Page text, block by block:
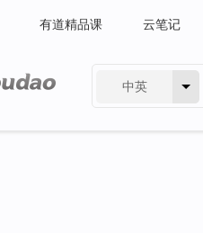
有道精品课 云笔记
中英